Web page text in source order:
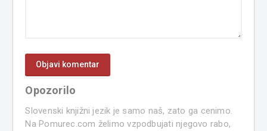
Opozorilo
Slovenski knjižni jezik je samo naš, zato ga cenimo.
Na Pomurec.com želimo vzpodbujati njegovo rabo,